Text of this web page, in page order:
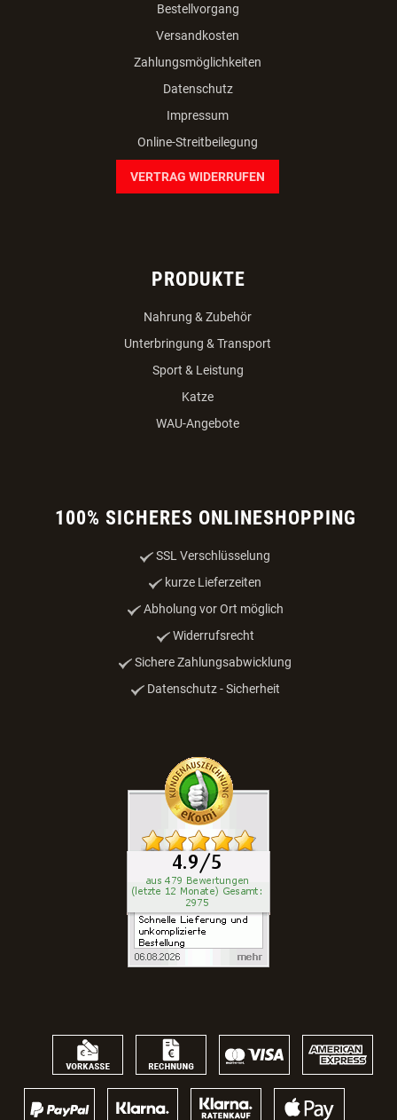
Bestellvorgang
Versandkosten
Zahlungsmöglichkeiten
Datenschutz
Impressum
Online-Streitbeilegung
VERTRAG WIDERRUFEN
PRODUKTE
Nahrung & Zubehör
Unterbringung & Transport
Sport & Leistung
Katze
WAU-Angebote
100% SICHERES ONLINESHOPPING
SSL Verschlüsselung
kurze Lieferzeiten
Abholung vor Ort möglich
Widerrufsrecht
Sichere Zahlungsabwicklung
Datenschutz - Sicherheit